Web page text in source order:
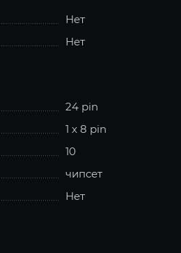
Нет
Нет
24 pin
1 x 8 pin
10
чипсет
Нет